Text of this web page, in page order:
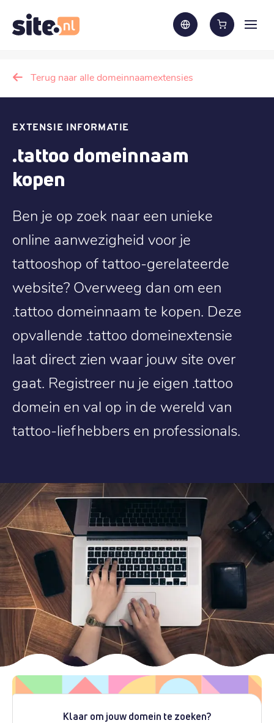
Terug naar alle domeinnaamextensies
EXTENSIE INFORMATIE
.tattoo domeinnaam
kopen
Ben je op zoek naar een unieke
online aanwezigheid voor je
tattooshop of tattoo-gerelateerde
website? Overweeg dan om een
.tattoo domeinnaam te kopen. Deze
opvallende .tattoo domeinextensie
laat direct zien waar jouw site over
gaat. Registreer nu je eigen .tattoo
domein en val op in de wereld van
tattoo-liefhebbers en professionals.
Klaar om jouw domein te zoeken?